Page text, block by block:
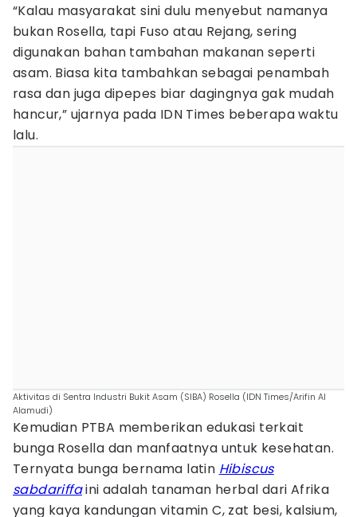
“Kalau masyarakat sini dulu menyebut namanya
bukan Rosella, tapi Fuso atau Rejang, sering
digunakan bahan tambahan makanan seperti
asam. Biasa kita tambahkan sebagai penambah
rasa dan juga dipepes biar dagingnya gak mudah
hancur,” ujarnya pada IDN Times beberapa waktu
lalu.
Aktivitas di Sentra Industri Bukit Asam (SIBA) Rosella (IDN Times/Arifin Al
Alamudi)
Kemudian PTBA memberikan edukasi terkait
bunga Rosella dan manfaatnya untuk kesehatan.
Ternyata bunga bernama latin Hibiscus
sabdariffaini adalah tanaman herbal dari Afrika
yang kaya kandungan vitamin C, zat besi, kalsium,